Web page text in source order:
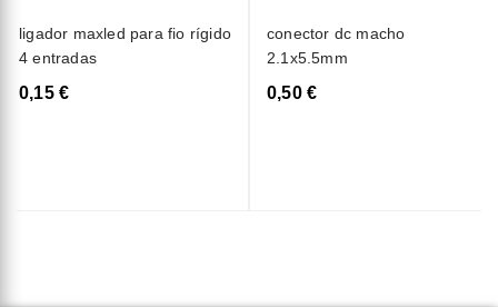
ligador maxled para fio rígido
4 entradas
0,15 €
conector dc macho
2.1x5.5mm
0,50 €